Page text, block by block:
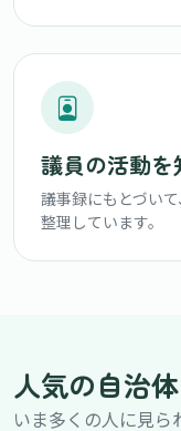
議員の活動を
議事録にもとづい
整理しています。
人気の自治体
いま多くの人に見ら